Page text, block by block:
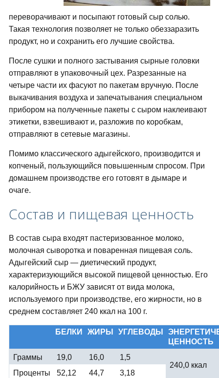
переворачивают и посыпают готовый сыр солью.
Такая технология позволяет не только обеззаразить
продукт, но и сохранить его лучшие свойства.
После сушки и полного застывания сырные головки
отправляют в упаковочный цех. Разрезанные на
четыре части их фасуют по пакетам вручную. После
выкачивания воздуха и запечатывания специальном
прибором на полученные пакеты с сыром наклеивают
этикетки, взвешивают и, разложив по коробкам,
отправляют в сетевые магазины.
Помимо классического адыгейского, производится и
копченый, пользующийся повышенным спросом. При
домашнем производстве его готовят в дымаре и
очаге.
Состав и пищевая ценность
В состав сыра входят пастеризованное молоко,
молочная сыворотка и поваренная пищевая соль.
Адыгейский сыр — диетический продукт,
характеризующийся высокой пищевой ценностью. Его
калорийность и БЖУ зависят от вида молока,
используемого при производстве, его жирности, но в
среднем составляет 240 ккал на 100 г.
БЕЛКИ ЖИРЫ УГЛЕВОДЫ
ЦЕННОСТЬ
Граммы
19,0 16,0
1,5
240,0 ккал
Проценты
52,12 44,7 3,18